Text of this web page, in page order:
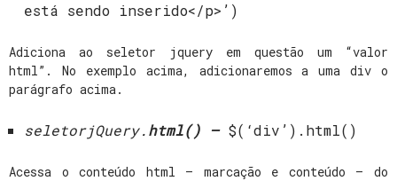
está sendo inserido</p>’)
Adiciona ao seletor jquery em questão um “valor
html”. No exemplo acima, adicionaremos a uma div o
parágrafo acima.
seletorjQuery.html() – $(‘div’).html()
Acessa o conteúdo html – marcação e conteúdo – do